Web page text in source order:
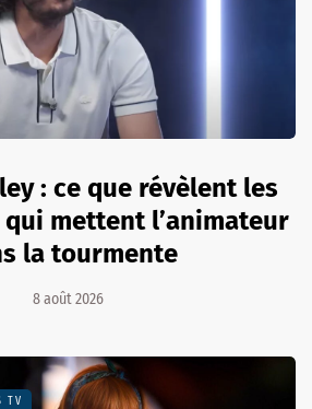
: ce que révèlent les
mettent l’animateur
la tourmente
8 août 2026
TV